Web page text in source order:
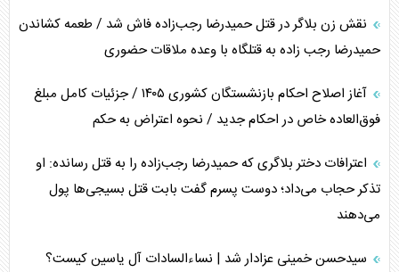
نقش زن بلاگر در قتل حمیدرضا رجب‌زاده فاش شد / طعمه کشاندن
حمیدرضا رجب زاده به قتلگاه با وعده ملاقات حضوری
آغاز اصلاح احکام بازنشستگان کشوری ۱۴۰۵ / جزئیات کامل مبلغ
فوق‌العاده خاص در احکام جدید / نحوه اعتراض به حکم
اعترافات دختر بلاگری که حمیدرضا رجب‌زاده را به قتل رسانده: او
تذکر حجاب می‌داد؛ دوست پسرم گفت بابت قتل بسیجی‌ها پول
می‌دهند
سیدحسن خمینی عزادار شد | نساءالسادات آل یاسین کیست؟